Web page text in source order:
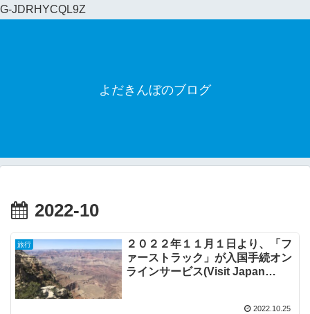
G-JDRHYCQL9Z
よだきんぼのブログ
2022-10
旅行
２０２２年１１月１日より、「フ
ァーストラック」が入国手続オン
ラインサービス(Visit Japan
2022.10.25